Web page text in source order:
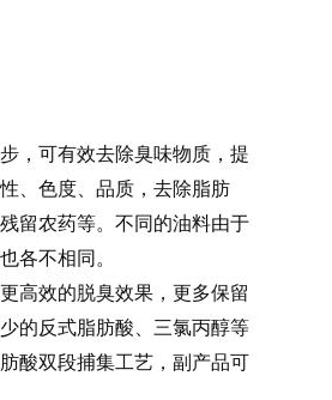
，可有效去除臭味物质，提
、色度、品质，去除脂肪
留农药等。不同的油料由于
各不相同。
高效的脱臭效果，更多保留
的反式脂肪酸、三氯丙醇等
酸双段捕集工艺，副产品可